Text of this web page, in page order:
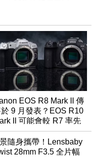
EOS R8 Mark II 傳
於 9 月發表？EOS R10
II 可能會較 R7 率先
隨身攜帶！Lensbaby
28mm F3.5 全片幅